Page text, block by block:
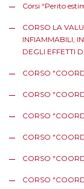
Corsi “Perito
CORSO LA
INFIAMMABILI,
DEGLI EFFETTI
CORSO
CORSO
CORSO
CORSO
CORSO
CORSO